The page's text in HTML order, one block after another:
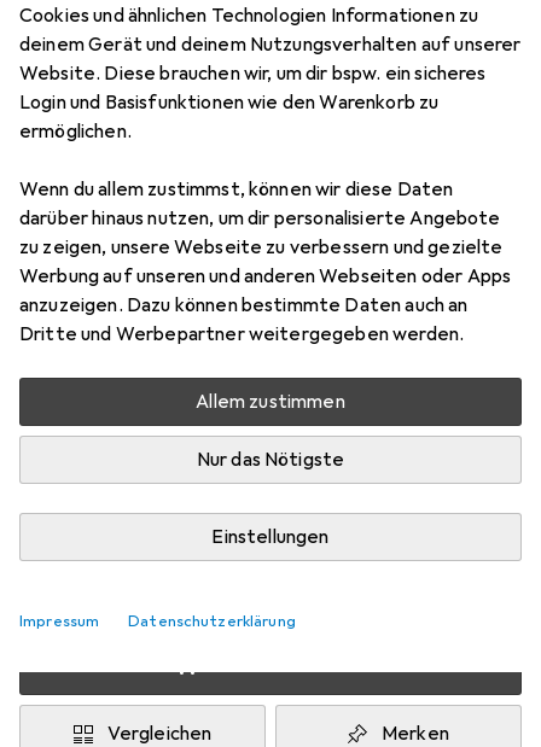
Cookies und ähnlichen Technologien Informationen zu
deinem Gerät und deinem Nutzungsverhalten auf unserer
Website. Diese brauchen wir, um dir bspw. ein sicheres
Login und Basisfunktionen wie den Warenkorb zu
ermöglichen.
Wenn du allem zustimmst, können wir diese Daten
darüber hinaus nutzen, um dir personalisierte Angebote
zu zeigen, unsere Webseite zu verbessern und gezielte
Werbung auf unseren und anderen Webseiten oder Apps
anzuzeigen. Dazu können bestimmte Daten auch an
Dritte und Werbepartner weitergegeben werden.
Allem zustimmen
Nur das Nötigste
Einstellungen
Impressum Datenschutzerklärung
7 Bilder
EuroliteLED IP FL-30 SMD RGB
Preis in EUR inkl. MwSt.
EUR
54,94
Schneller lieferbar
Angebot für
EUR
66,34
Mehr von Eurolite
Zwischen Di, 25.8. und Do, 27.8. geliefert
Benachrichtigen, wenn schneller verfügbar
In den Warenkorb
Vergleichen Merken